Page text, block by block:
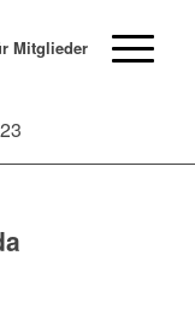
Mitglieder